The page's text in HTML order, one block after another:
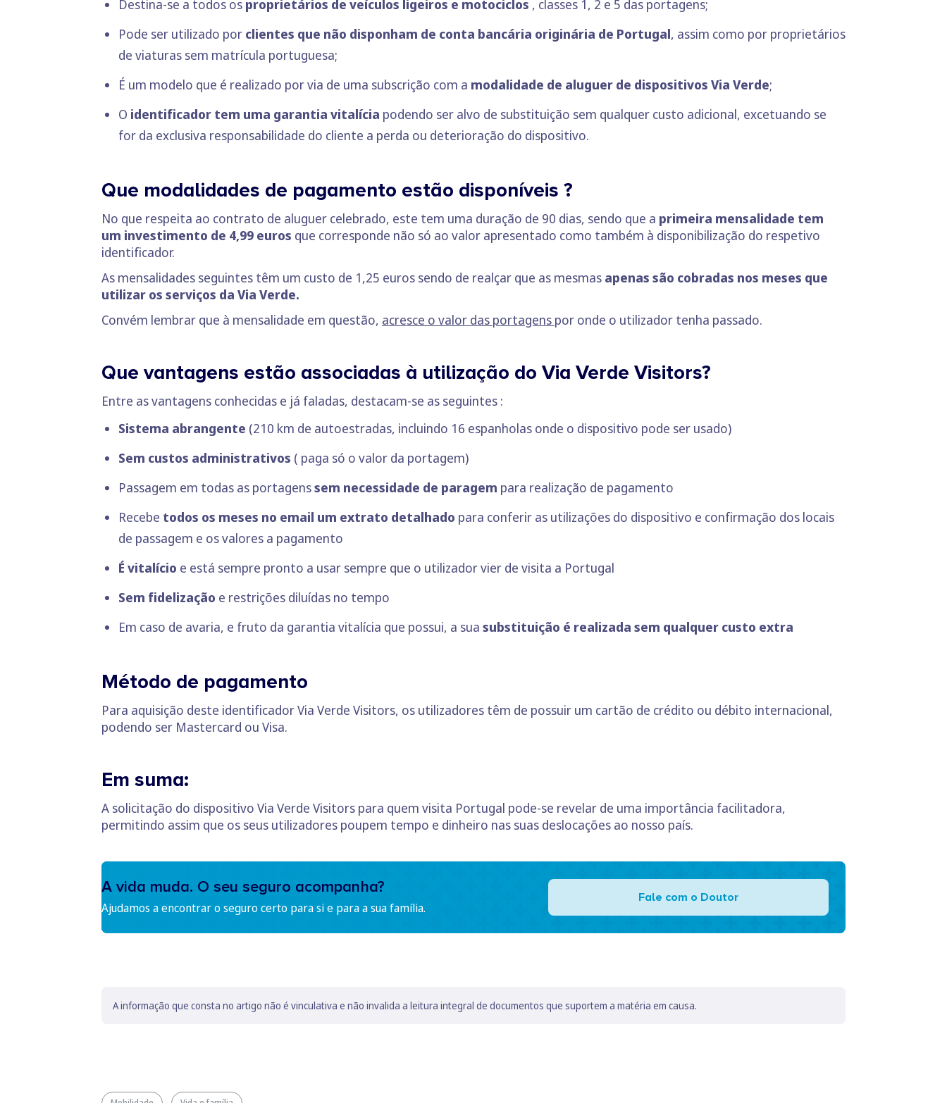
Destina-se a todos os proprietários de veículos ligeiros e motociclos , classes 1, 2 e 5 das portagens;
Pode ser utilizado por clientes que não disponham de conta bancária originária de Portugal, assim como por proprietários
de viaturas sem matrícula portuguesa;
É um modelo que é realizado por via de uma subscrição com a modalidade de aluguer de dispositivos Via Verde;
O identificador tem uma garantia vitalícia podendo ser alvo de substituição sem qualquer custo adicional, excetuando se
for da exclusiva responsabilidade do cliente a perda ou deterioração do dispositivo.
Que modalidades de pagamento estão disponíveis ?
No que respeita ao contrato de aluguer celebrado, este tem uma duração de 90 dias, sendo que a primeira mensalidade tem
um investimento de 4,99 euros que corresponde não só ao valor apresentado como também à disponibilização do respetivo
identificador.
As mensalidades seguintes têm um custo de 1,25 euros sendo de realçar que as mesmas apenas são cobradas nos meses que
utilizar os serviços da Via Verde.
Convém lembrar que à mensalidade em questão, acresce o valor das portagens por onde o utilizador tenha passado.
Que vantagens estão associadas à utilização do Via Verde Visitors?
Entre as vantagens conhecidas e já faladas, destacam-se as seguintes :
Sistema abrangente (210 km de autoestradas, incluindo 16 espanholas onde o dispositivo pode ser usado)
Sem custos administrativos ( paga só o valor da portagem)
Passagem em todas as portagenssem necessidade de paragem para realização de pagamento
Recebe todos os meses no email um extrato detalhado para conferir as utilizações do dispositivo e confirmação dos locais
de passagem e os valores a pagamento
É vitalício e está sempre pronto a usar sempre que o utilizador vier de visita a Portugal
Sem fidelização e restrições diluídas no tempo
Em caso de avaria, e fruto da garantia vitalícia que possui, a sua substituição é realizada sem qualquer custo extra
Método de pagamento
Para aquisição deste identificador Via Verde Visitors, os utilizadores têm de possuir um cartão de crédito ou débito internacional,
podendo ser Mastercard ou Visa.
Em suma:
A solicitação do dispositivo Via Verde Visitors para quem visita Portugal pode-se revelar de uma importância facilitadora,
permitindo assim que os seus utilizadores poupem tempo e dinheiro nas suas deslocações ao nosso país.
A vida muda. O seu seguro acompanha?
Ajudamos a encontrar o seguro certo para si e para a sua família.
Fale com o Doutor
A informação que consta no artigo não é vinculativa e não invalida a leitura integral de documentos que suportem a matéria em causa.